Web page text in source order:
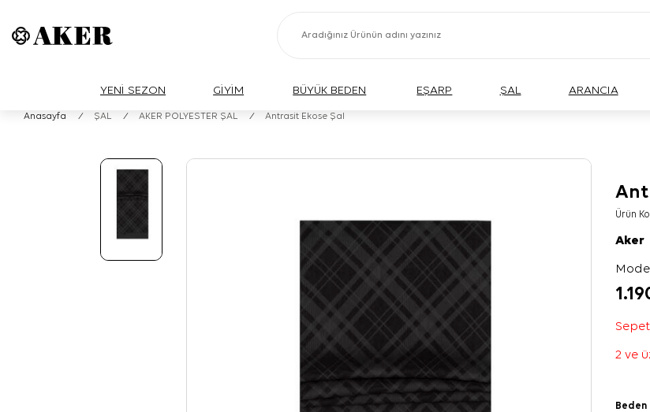
YENİ SEZON GİYİM BÜYÜK BEDEN EŞARP ŞAL ARANCIA
Anasayfa / ŞAL / AKER POLYESTER ŞAL / Antrasit Ekose Şal
Ürün
Aker
2 ve
Beden